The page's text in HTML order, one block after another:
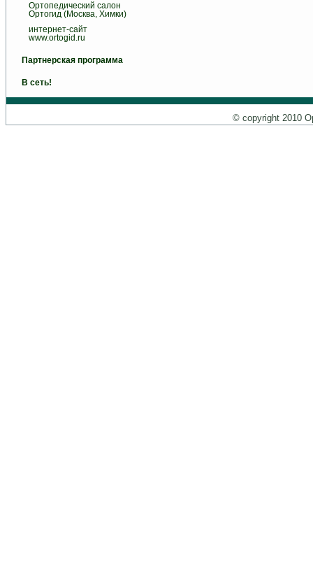
Ортопедический салон
Ортогид (Москва, Химки)
интернет-сайт
www.ortogid.ru
Партнерская программа
В сеть!
© copyright 2010